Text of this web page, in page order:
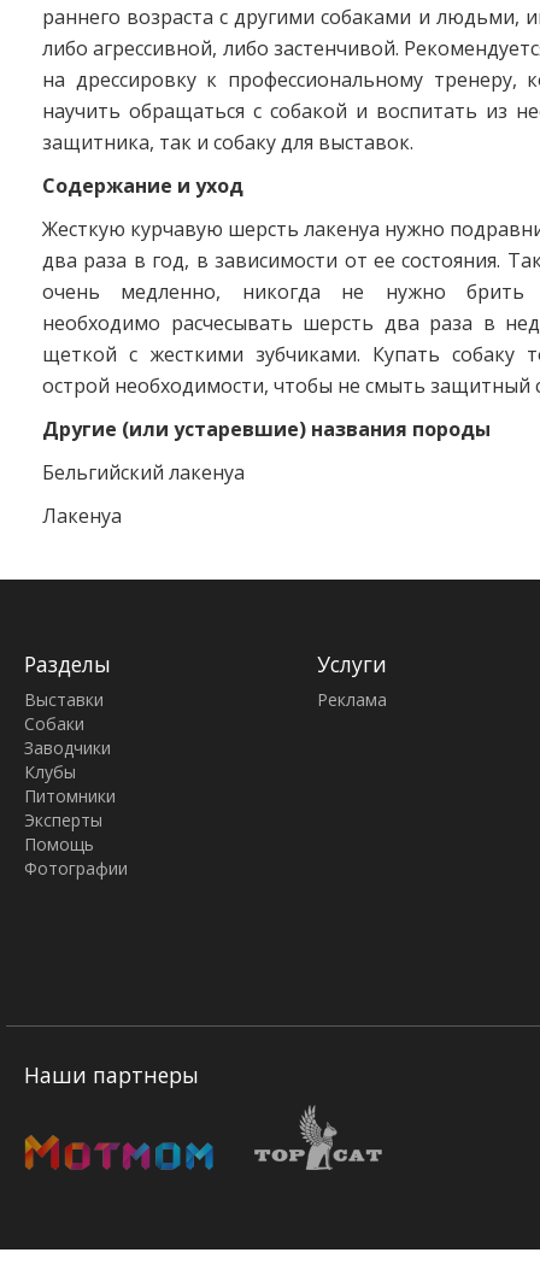
раннего возраста с другими собаками и людьми,
либо агрессивной, либо застенчивой.
на дрессировку к профессиональному тренеру,
научить обращаться с собакой и воспитать из
защитника, так и собаку для выставок.
Содержание и уход
Жесткую курчавую шерсть лакенуа нужно
два раза в год, в зависимости от ее состояния.
очень медленно, никогда не нужно брить
необходимо расчесывать шерсть два раза в
щеткой с жесткими зубчиками. Купать собаку
острой необходимости, чтобы не смыть защитный
Другие (или устаревшие) названия породы
Бельгийский лакенуа
Лакенуа
Разделы
Выставки
Собаки
Заводчики
Клубы
Питомники
Эксперты
Помощь
Фотографии
Услуги
Реклама
Наши партнеры